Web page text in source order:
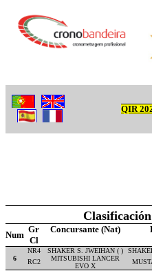
QIR
Num
Gr Concursante (Nat)
Cl
6
NR4 SHAKER S. JWEIHAN ( )
RC2
MITSUBISHI LANCER
EVO X